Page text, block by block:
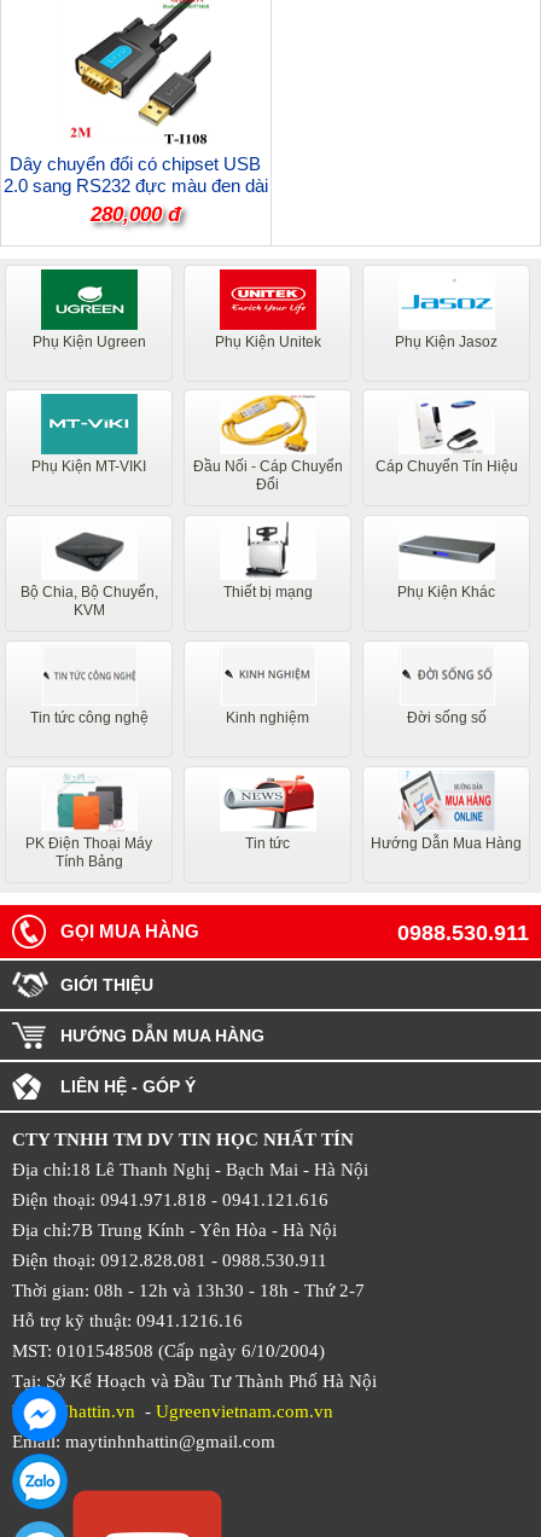
Dây chuyển đổi có chipset USB
2.0 sang RS232 đực màu đen dài
2M JASOZ T-I108 cao cấp
280,000 đ
Phụ Kiện Ugreen Phụ Kiện Unitek Phụ Kiện Jasoz
Phụ Kiện MT-VIKI
Đầu Nối - Cáp Chuyển
Đổi
Cáp Chuyển Tín Hiệu
Bộ Chia, Bộ Chuyển,
KVM
Thiết bị mạng Phụ Kiện Khác
Tin tức công nghệ Kinh nghiệm Đời sống số
PK Điện Thoại Máy
Tính Bảng
Tin tức Hướng Dẫn Mua Hàng
0988.530.911
GỌI MUA HÀNG
GIỚI THIỆU
HƯỚNG DẪN MUA HÀNG
LIÊN HỆ - GÓP Ý
CTY TNHH TM DV TIN HỌC NHẤT TÍN
Địa chỉ:18 Lê Thanh Nghị - Bạch Mai - Hà Nội
Điện thoại: 0941.971.818 - 0941.121.616
Địa chỉ:7B Trung Kính - Yên Hòa - Hà Nội
Điện thoại: 0912.828.081 - 0988.530.911
Thời gian: 08h - 12h và 13h30 - 18h - Thứ 2-7
Hỗ trợ kỹ thuật: 0941.1216.16
MST: 0101548508 (Cấp ngày 6/10/2004)
Tại: Sở Kế Hoạch và Đầu Tư Thành Phố Hà Nội
Web:Nhattin.vn - Ugreenvietnam.com.vn
Email: maytinhnhattin@gmail.com